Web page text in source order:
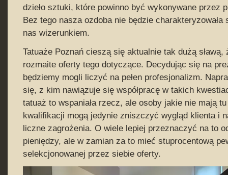
dzieło sztuki, które powinno być wykonywane przez
Bez tego nasza ozdoba nie będzie charakteryzowała
nas wizerunkiem.
Tatuaże Poznań cieszą się aktualnie tak dużą
rozmaite oferty tego dotyczące. Decydując się na
będziemy mogli liczyć na pełen profesjonalizm.
się, z kim nawiązuje się współpracę w takich
tatuaż to wspaniała rzecz, ale osoby jakie nie mają
kwalifikacji mogą jedynie zniszczyć wygląd klienta i
liczne zagrożenia. O wiele lepiej przeznaczyć na to
pieniędzy, ale w zamian za to mieć stuprocentową
selekcjonowanej przez siebie oferty.